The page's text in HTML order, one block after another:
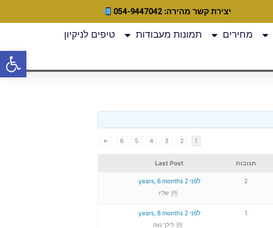
יצירת קשר מהירה: 054-9447042
מחירים תמונות מעבודות טיפים לניקיון
1
2
3
4
5
6
←
תגובות Last Post
2 לפני 2 years, 6 months
שליו
1 לפני 2 years, 8 months
לילך נווה